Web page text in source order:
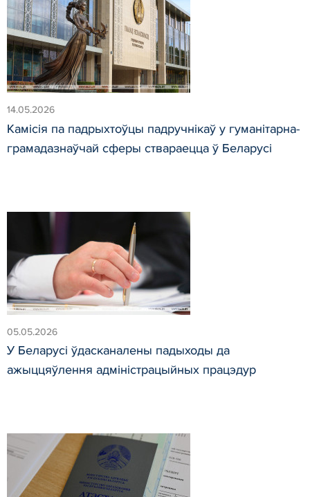
14.05.2026
Камісія па падрыхтоўцы падручнікаў у гуманітарна-
грамадазнаўчай сферы ствараецца ў Беларусі
05.05.2026
У Беларусі ўдасканалены падыходы да
ажыццяўлення адміністрацыйных працэдур